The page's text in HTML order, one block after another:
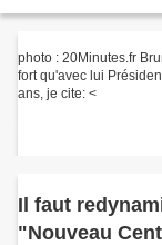
photo : 20Minutes.fr
fort qu'avec lui
ans, je cite: <
Il faut
"Nouveau